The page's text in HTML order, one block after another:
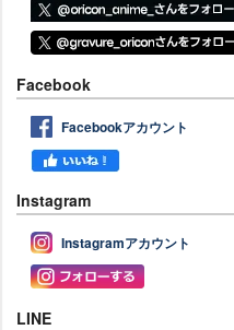
Facebook
Facebookアカウント
Instagram
Instagramアカウント
LINE